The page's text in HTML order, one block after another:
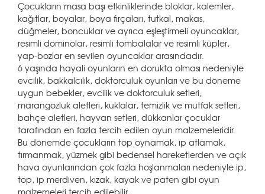
Çocukların masa başı etkinliklerinde bloklar, kalemler,
kağıtlar, boyalar, boya fırçaları, tutkal, makas,
düğmeler, boncuklar ve ayrıca eşleştirmeli oyuncaklar,
resimli dominolar, resimli tombalalar ve resimli küpler,
yap-bozlar en sevilen oyuncaklar arasındadır.
6 yaşında hayali oyunların en dorukta olması nedeniyle
evcilik, bakkalcılık, doktorculuk oyunları ve bu döneme
uygun bebekler, evcilik ve doktorculuk setleri,
marangozluk aletleri, kuklalar, temizlik ve mutfak setleri,
bahçe aletleri, hayvan setleri, dükkanlar çocuklar
tarafından en fazla tercih edilen oyun malzemeleridir.
Bu dönemde çocukların top oynamak, ip atlamak,
tırmanmak, yüzmek gibi bedensel hareketlerden ve açık
hava oyunlarından çok fazla hoşlanmaları nedeniyle ip,
top, ip merdiven, kızak, kayak ve paten gibi oyun
malzemeleri tercih edilebilir.